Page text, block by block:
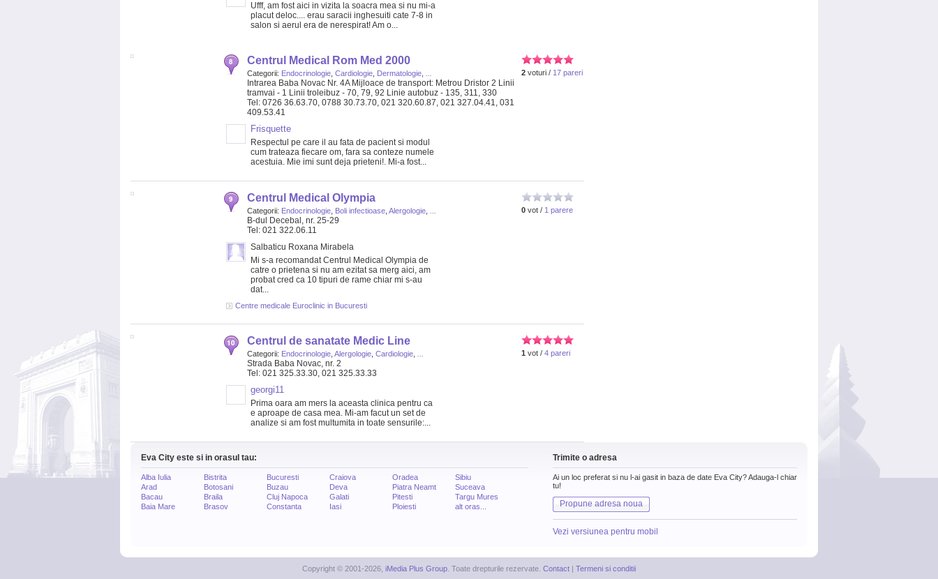
Ufff, am fost aici in vizita la soacra mea si nu mi-a
placut deloc.... erau saracii inghesuiti cate 7-8 in
salon si aerul era de nerespirat! Am o...
2 voturi / 17 pareri
Centrul Medical Rom Med 2000
Categorii: Endocrinologie Cardiologie Dermatologie
Intrarea Baba Novac Nr. 4A Mijloace de transport: Metrou Dristor 2 Linii
tramvai - 1 Linii troleibuz - 70, 79, 92 Linie autobuz - 135, 311, 330
Tel: 0726 36.63.70, 0788 30.73.70, 021 320.60.87, 021 327.04.41, 031
409.53.41
Frisquette
Respectul pe care il au fata de pacient si modul
cum trateaza fiecare om, fara sa conteze numele
acestuia. Mie imi sunt deja prieteni!. Mi-a fost...
0 vot / 1 parere
Centrul Medical Olympia
Categorii: Endocrinologie Boli infectioase Alergologie
B-dul Decebal, nr. 25-29
Tel: 021 322.06.11
Salbaticu Roxana Mirabela
Mi s-a recomandat Centrul Medical Olympia de
catre o prietena si nu am ezitat sa merg aici, am
probat cred ca 10 tipuri de rame chiar mi s-au
dat...
Centre medicale Euroclinic in Bucuresti
1 vot / 4 pareri
Centrul de sanatate Medic Line
Categorii: Endocrinologie Alergologie Cardiologie
Strada Baba Novac, nr. 2
Tel: 021 325.33.30, 021 325.33.33
georgi11
Prima oara am mers la aceasta clinica pentru ca
e aproape de casa mea. Mi-am facut un set de
analize si am fost multumita in toate sensurile:...
Eva City este si in orasul tau:
Alba Iulia
Arad
Bacau
Baia Mare
Bistrita
Botosani
Braila
Brasov
Bucuresti
Buzau
Cluj Napoca
Constanta
Craiova
Deva
Galati
Iasi
Oradea
Piatra Neamt
Pitesti
Ploiesti
Sibiu
Suceava
Targu Mures
alt oras...
Trimite o adresa
Ai un loc preferat si nu l-ai gasit in baza de date Eva City? Adauga-l chiar
tu!
Propune adresa noua
Vezi versiunea pentru mobil
Copyright © 2001-2026, iMedia Plus Group . Toate drepturile rezervate. Contact | Termeni si conditii